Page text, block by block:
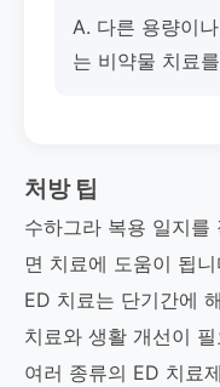
A. 다른 용량이
는 비약물 치료
처방 팁
수하그라 복용 일지를
면 치료에 도움이 됩니
ED 치료는 단기간에
치료와 생활 개선이
여러 종류의 ED 치료